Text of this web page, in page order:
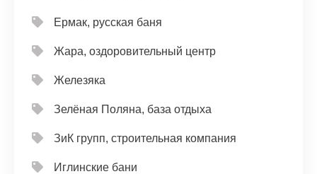
Ермак, русская баня
Жара, оздоровительный центр
Железяка
Зелёная Поляна, база отдыха
ЗиК групп, строительная компания
Иглинские бани